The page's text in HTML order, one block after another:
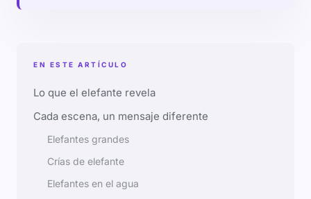
EN ESTE ARTÍCULO
Lo que el elefante revela
Cada escena, un mensaje diferente
Elefantes grandes
Crías de elefante
Elefantes en el agua